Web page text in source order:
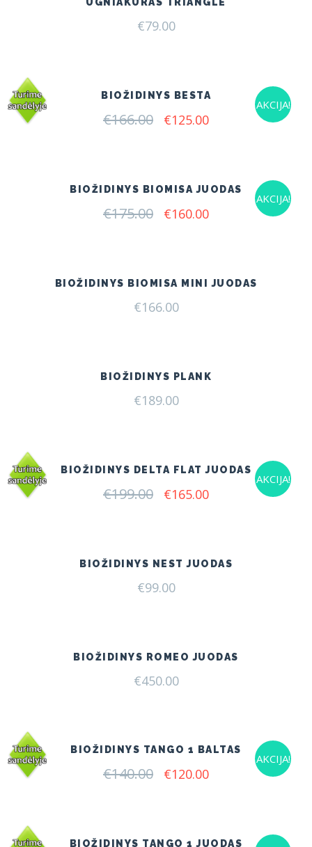
UGNIAKURAS TRIANGLE
€79.00
AKCIJA!
BIOŽIDINYS BESTA
€166.00 Original
€125.00Current
AKCIJA!
BIOŽIDINYS BIOMISA JUODAS
€175.00 Original
€160.00Current
BIOŽIDINYS BIOMISA MINI JUODAS
€166.00
BIOŽIDINYS PLANK
€189.00
AKCIJA!
BIOŽIDINYS DELTA FLAT JUODAS
€199.00 Original
€165.00Current
BIOŽIDINYS NEST JUODAS
€99.00
BIOŽIDINYS ROMEO JUODAS
€450.00
AKCIJA!
BIOŽIDINYS TANGO 1 BALTAS
€140.00 Original
€120.00Current
BIOŽIDINYS TANGO 1 JUODAS